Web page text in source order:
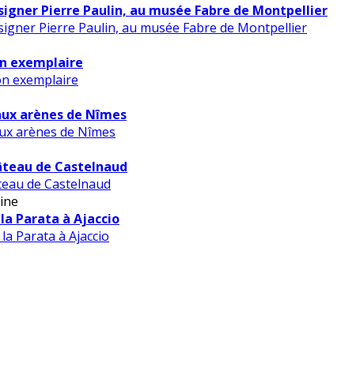
Pierre Paulin, au musée Fabre de Montpellier
exemplaire
arènes de Nîmes
de Castelnaud
Parata à Ajaccio